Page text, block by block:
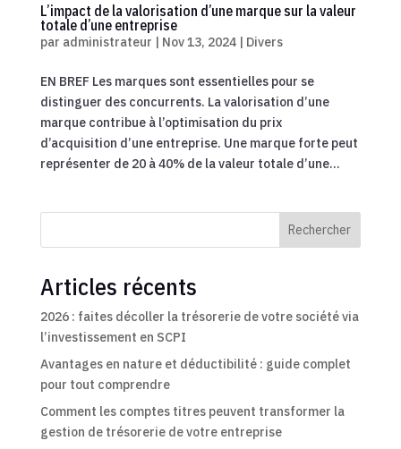
L’impact de la valorisation d’une marque sur la valeur
totale d’une entreprise
par administrateur | Nov 13, 2024| Divers
EN BREF Les marques sont essentielles pour se
distinguer des concurrents. La valorisation d’une
marque contribue à l’optimisation du prix
d’acquisition d’une entreprise. Une marque forte peut
représenter de 20 à 40% de la valeur totale d’une...
Rechercher
Articles récents
2026 : faites décoller la trésorerie de votre société via
l’investissement en SCPI
Avantages en nature et déductibilité : guide complet
pour tout comprendre
Comment les comptes titres peuvent transformer la
gestion de trésorerie de votre entreprise